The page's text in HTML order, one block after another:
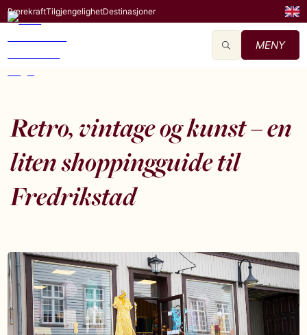
BærekraftTilgjengelighetDestinasjoner
MENY
Retro, vintage og kunst – en
liten shoppingguide til
Fredrikstad